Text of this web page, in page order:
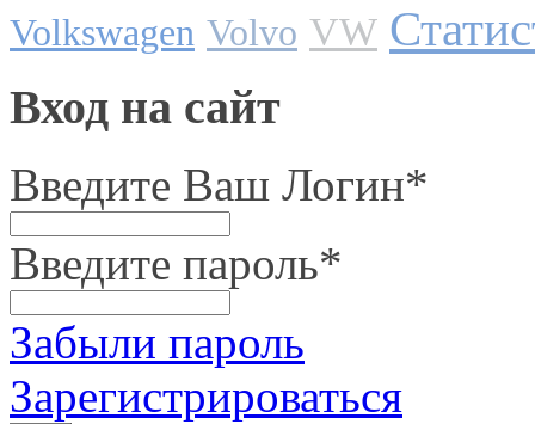
Volkswagen Volvo VW
Вход на сайт
Введите Ваш Логин*
Введите пароль*
Забыли пароль
Зарегистрироваться